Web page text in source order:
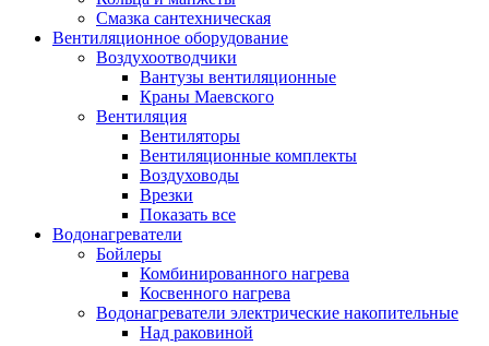
Смазка сантехническая
Вентиляционное оборудование
Воздухоотводчики
Вантузы вентиляционные
Краны Маевского
Вентиляция
Вентиляторы
Вентиляционные комплекты
Воздуховоды
Врезки
Показать все
Водонагреватели
Бойлеры
Комбинированного нагрева
Косвенного нагрева
Водонагреватели электрические накопительные
Над раковиной